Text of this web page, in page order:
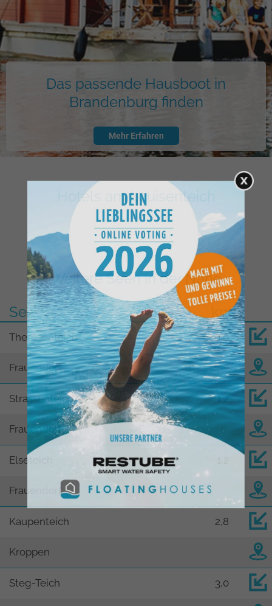
Das passende Hausboot in
Brandenburg finden
Mehr Erfahren
Hotels am Louisenteich
Weitere Seen in der Nähe
See
km
Theresenteich 0,0
Frauendorf
Strassenteich 1,2
Frauendorf
Elseteich
Frauendorf
Kaupenteich 2,8
Kroppen
Steg-Teich 3,0